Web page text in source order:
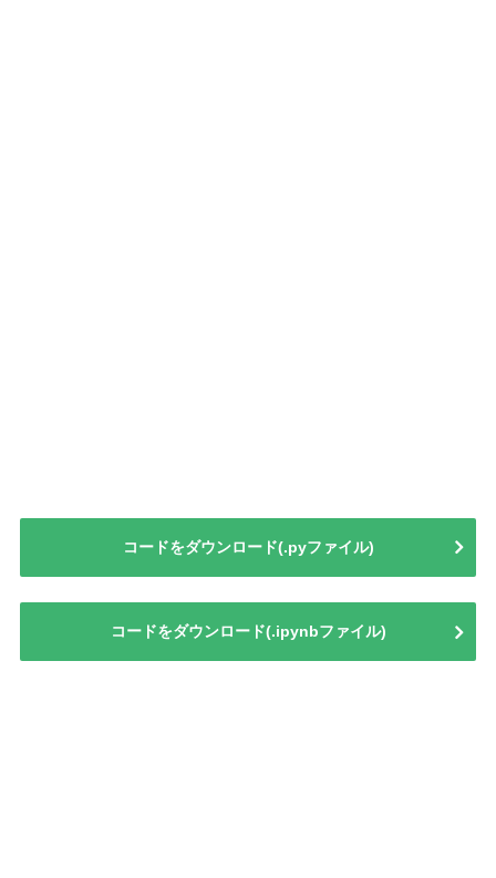
コードをダウンロード(.pyファイル)
コードをダウンロード(.ipynbファイル)